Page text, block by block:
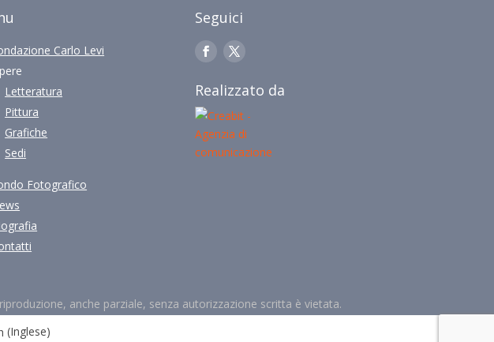
Carlo Levi
Letteratura
Pittura
Grafiche
Sedi
Fotografico
Seguici
Realizzato da
anche parziale, senza autorizzazione scritta è vietata.
(Inglese)